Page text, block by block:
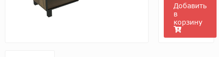
Добавить
в
корзину